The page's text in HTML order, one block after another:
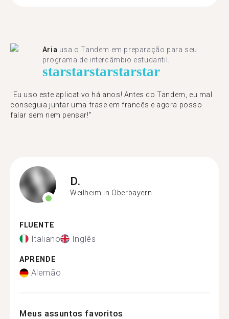
Aria usa o Tandem em preparação para seu
programa de intercâmbio estudantil.
starstarstarstarstar
"​​Eu uso este aplicativo há anos! Antes do Tandem, eu mal
conseguia juntar uma frase em francês e agora posso
falar sem nem pensar!"
D.
Weilheim in Oberbayern
FLUENTE
Italiano Inglês
APRENDE
Alemão
Meus assuntos favoritos